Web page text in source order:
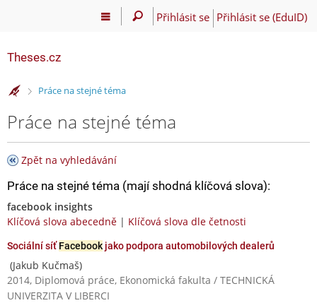
Přihlásit se Přihlásit se (EduID)
Theses.cz
>Práce na stejné téma
Práce na stejné téma
Zpět na vyhledávání
Práce na stejné téma (mají shodná klíčová slova):
facebook insights
Klíčová slova abecedně | Klíčová slova dle četnosti
Sociální síťFacebook jako podpora automobilových dealerů
(Jakub Kučmaš)
2014, Diplomová práce, Ekonomická fakulta / TECHNICKÁ
UNIVERZITA V LIBERCI